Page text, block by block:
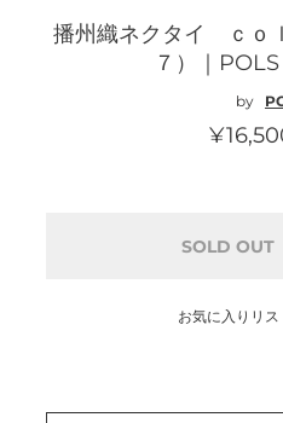
播州織ネクタイ ｃｏ
７）｜POLS
by
格
SOLD OUT
お気に入りリス